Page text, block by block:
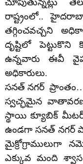
రాష్ట్రంలో..
తగ్గించవచ్చని
దృష్టిలో
ఉన్నవారు ఈవీ
అధికారులు.
సనత్ నగర్
స్వచ్ఛమైన
స్థాయి క్యూబిక్
ఉండగా సనత్ నగర్
మైక్రోగ్రాములుగా
ఎక్కువ మంది